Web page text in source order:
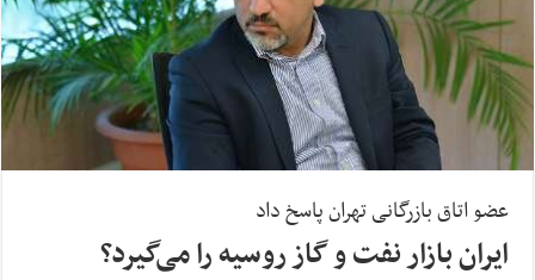
عضو اتاق بازرگانی تهران پاسخ داد
ایران بازار نفت و گاز روسیه را می‌گیرد؟